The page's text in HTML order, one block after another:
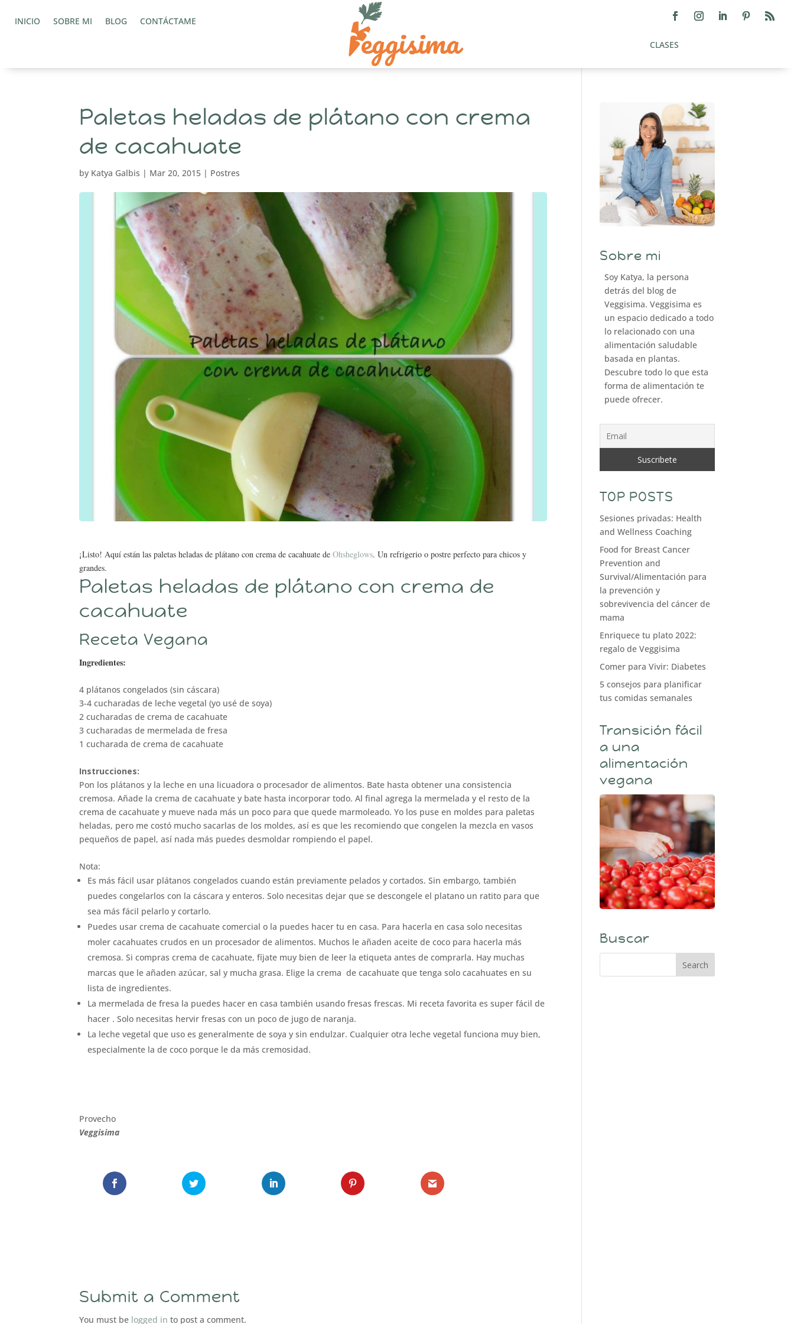
INICIO SOBRE MI BLOG CONTÁCTAME
CLASES
Paletas heladas de plátano con crema
de cacahuate
by Katya Galbis | Mar 20, 2015 | Postres
¡Listo! Aquí están las paletas heladas de plátano con crema de cacahuate deOhsheglows. Un refrigerio o postre perfecto para chicos y
grandes.
Paletas heladas de plátano con crema de
cacahuate
Receta Vegana
Ingredientes:
4 plátanos congelados (sin cáscara)
3-4 cucharadas de leche vegetal (yo usé de soya)
2 cucharadas de crema de cacahuate
3 cucharadas de mermelada de fresa
1 cucharada de crema de cacahuate
Instrucciones:
Pon los plátanos y la leche en una licuadora o procesador de alimentos. Bate hasta obtener una consistencia
cremosa. Añade la crema de cacahuate y bate hasta incorporar todo. Al final agrega la mermelada y el resto de la
crema de cacahuate y mueve nada más un poco para que quede marmoleado. Yo los puse en moldes para paletas
heladas, pero me costó mucho sacarlas de los moldes, así es que les recomiendo que congelen la mezcla en vasos
pequeños de papel, así nada más puedes desmoldar rompiendo el papel.
Nota:
Es más fácil usar plátanos congelados cuando están previamente pelados y cortados. Sin embargo, también
puedes congelarlos con la cáscara y enteros. Solo necesitas dejar que se descongele el platano un ratito para que
sea más fácil pelarlo y cortarlo.
Puedes usar crema de cacahuate comercial o la puedes hacer tu en casa. Para hacerla en casa solo necesitas
moler cacahuates crudos en un procesador de alimentos. Muchos le añaden aceite de coco para hacerla más
cremosa. Si compras crema de cacahuate, fíjate muy bien de leer la etiqueta antes de comprarla. Hay muchas
marcas que le añaden azúcar, sal y mucha grasa. Elige la crema de cacahuate que tenga solo cacahuates en su
lista de ingredientes.
La mermelada de fresa la puedes hacer en casa también usando fresas frescas. Mi receta favorita es super fácil de
hacer . Solo necesitas hervir fresas con un poco de jugo de naranja.
La leche vegetal que uso es generalmente de soya y sin endulzar. Cualquier otra leche vegetal funciona muy bien,
especialmente la de coco porque le da más cremosidad.
Provecho
Veggisima
Submit a Comment
You must be logged in to post a comment.
Sobre mi
Soy Katya, la persona
detrás del blog de
Veggisima. Veggisima es
un espacio dedicado a todo
lo relacionado con una
alimentación saludable
basada en plantas.
Descubre todo lo que esta
forma de alimentación te
puede ofrecer.
TOP POSTS
Sesiones privadas: Health
and Wellness Coaching
Food for Breast Cancer
Prevention and
Survival/Alimentación para
la prevención y
sobrevivencia del cáncer de
mama
Enriquece tu plato 2022:
regalo de Veggisima
Comer para Vivir: Diabetes
5 consejos para planificar
tus comidas semanales
Transición fácil
a una
alimentación
vegana
Buscar